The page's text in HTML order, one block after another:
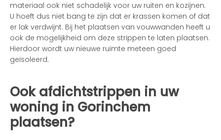
materiaal ook niet schadelijk voor uw ruiten en kozijnen.
U hoeft dus niet bang te zijn dat er krassen komen of dat
er lak verdwijnt. Bij het plaatsen van vouwwanden heeft u
ook de mogelijkheid om deze strippen te laten plaatsen.
Hierdoor wordt uw nieuwe ruimte meteen goed
geïsoleerd.
Ook afdichtstrippen in uw
woning in Gorinchem
plaatsen?